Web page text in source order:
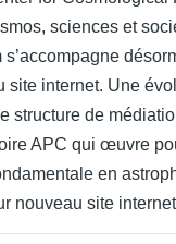
sciences et
site internet. Une
structure de
APC qui œuvre
en
nouveau site